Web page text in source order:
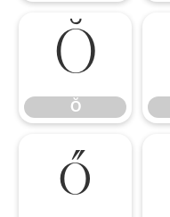
Ŏ
Ŏ
ő